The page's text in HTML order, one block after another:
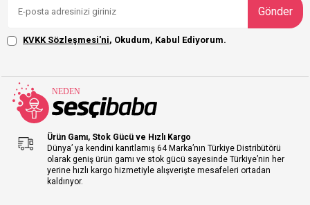
Gönder
KVKK Sözleşmesi'ni, Okudum, Kabul Ediyorum.
Ürün Gamı, Stok Gücü ve Hızlı Kargo
Dünya’ ya kendini kanıtlamış 64 Marka’nın Türkiye Distribütörü
olarak geniş ürün gamı ve stok gücü sayesinde Türkiye’nin her
yerine hızlı kargo hizmetiyle alışverişte mesafeleri ortadan
kaldırıyor.